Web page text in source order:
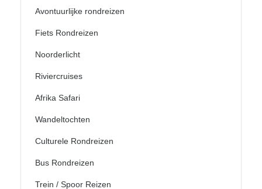
Avontuurlijke rondreizen
Fiets Rondreizen
Noorderlicht
Riviercruises
Afrika Safari
Wandeltochten
Culturele Rondreizen
Bus Rondreizen
Trein / Spoor Reizen